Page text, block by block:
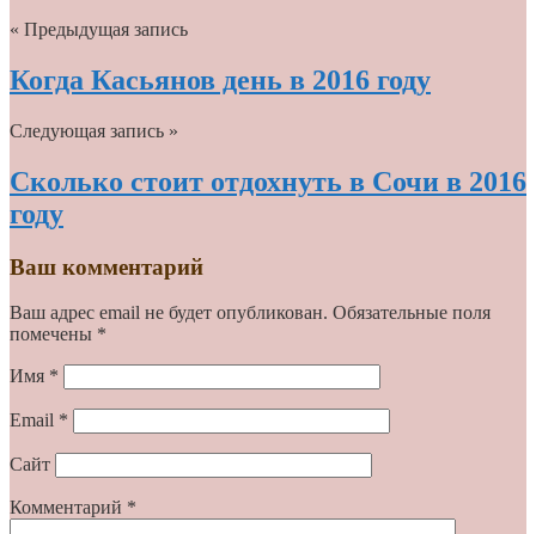
« Предыдущая запись
Когда Касьянов день в 2016 году
Следующая запись »
Сколько стоит отдохнуть в Сочи в 2016
году
Ваш комментарий
Ваш адрес email не будет опубликован. Обязательные поля
помечены *
Имя *
Email *
Сайт
Комментарий *